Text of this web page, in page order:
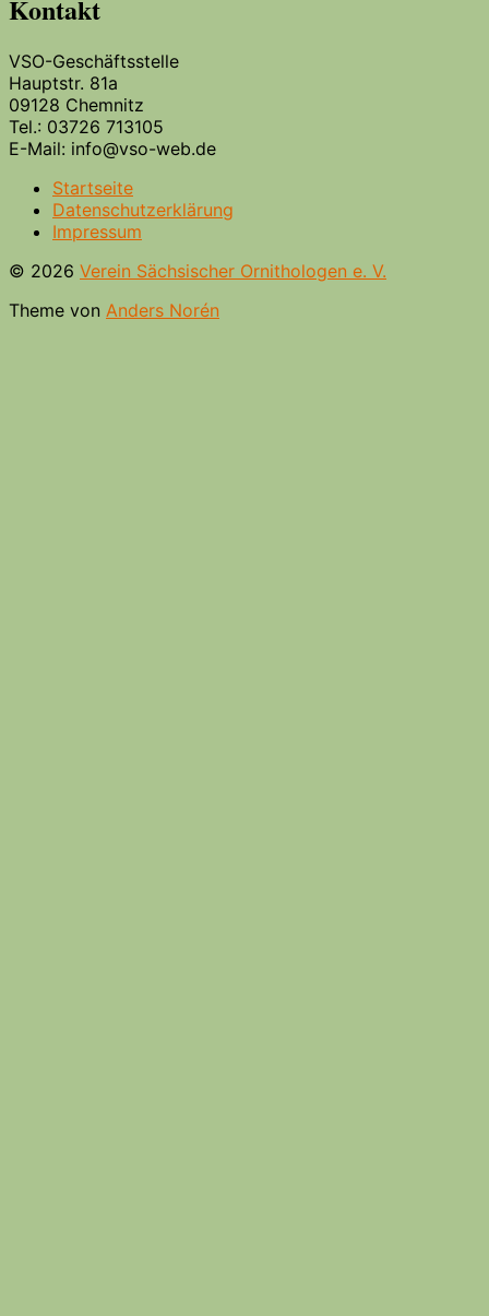
Kontakt
VSO-Geschäftsstelle
Hauptstr. 81a
09128 Chemnitz
Tel.: 03726 713105
E-Mail: info@vso-web.de
Startseite
Datenschutzerklärung
Impressum
© 2026 Verein Sächsischer Ornithologen e. V.
Theme von Anders Norén